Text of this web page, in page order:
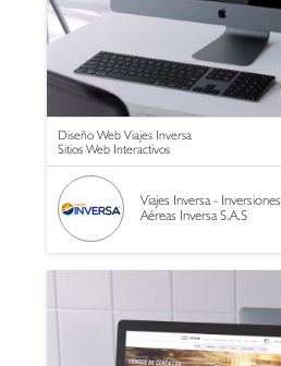
Diseño Web Viajes Inversa
Sitios Web Interactivos
Viajes Inversa - Inversiones
Aéreas Inversa S.A.S